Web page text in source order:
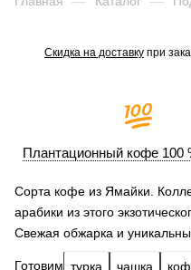
Скидка на доставку при
Плантационный кофе 100
Сорта кофе из Ямайки.
арабики из этого
Свежая обжарка и
Готовим турка чашка